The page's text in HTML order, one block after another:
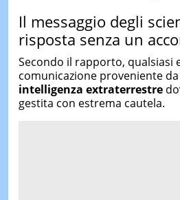
Il messaggio degli
risposta senza un
Secondo il rapporto, qualsiasi
comunicazione proveniente
intelligenza extraterrestre
gestita con estrema cautela.